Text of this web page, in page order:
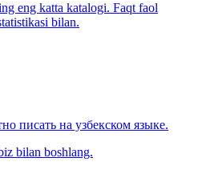
eng katta katalogi. Faqt faol
bilan.
писать на узбекском языке.
bilan boshlang.